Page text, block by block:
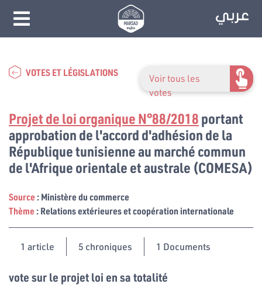
VOTES ET LÉGISLATIONS
Voir tous les
votes
Projet de loi organique N°88/2018portant
approbation de l'accord d'adhésion de la
République tunisienne au marché commun
de l'Afrique orientale et australe (COMESA)
Source: Ministère du commerce
Thème: Relations extérieures et coopération internationale
1 article 5 chroniques 1 Documents
vote sur le projet loi en sa totalité